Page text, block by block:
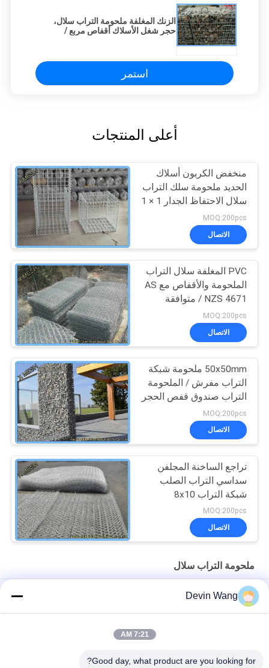
الزنك المغلفة ملحومة التراب سلال،
حجر شغل الأسلاك أقفاص مربع /
استمر
أعلى المنتجات
منخفض الكربون أسلاك
الحديد ملحومة سلك التراب
سلال الاحتفاظ الجدار 1 × 1
× 1 متر
MOQ:200pcs
الاتصال
PVC المغلفة سلال التراب
الملحومة والأقفاص مع AS
/ NZS 4671 متوافقة
MOQ:200pcs
الاتصال
50x50mm ملحومة شبكة
التراب مفرش / الملحومة
التراب صندوق قفص الحجر
MOQ:200pcs
الاتصال
تراجع الساخنة المجلفن
سداسي التراب الصلب
شبكة التراب 8x10
مزدوجة الملتوية
MOQ:200pcs
الاتصال
ملحومة التراب سلال
2.5mm مقاومة للأشعة فوق البنفسجية البوليستر الشبكة الستة
الأطراف لمكافحة التآكل وحماية المنحدر
Devin Wang
7:21 AM
Good day, what product are you looking for?